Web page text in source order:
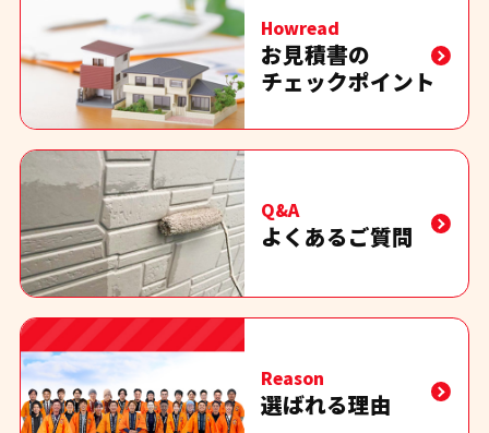
Howread
お見積書の
チェックポイント
Q&A
よくあるご質問
Reason
選ばれる理由